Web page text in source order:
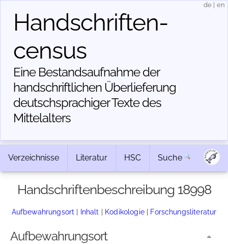
Handschriften­
census
Eine Bestandsaufnahme der
handschriftlichen Über­lieferung
deutschsprachiger Texte des
Mittelalters
de en
Verzeichnisse Literatur HSC Suche
Handschriftenbeschreibung 18998
Aufbewahrungsort | Inhalt | Kodikologie| Forschungsliteratur
Aufbewahrungsort